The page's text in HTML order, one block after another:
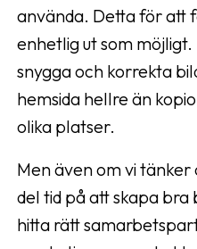
använda. Detta för att
enhetlig ut som
snygga och korrekta
hemsida hellre än
olika platser.
Men även om vi tänker
del tid på att skapa
hitta rätt